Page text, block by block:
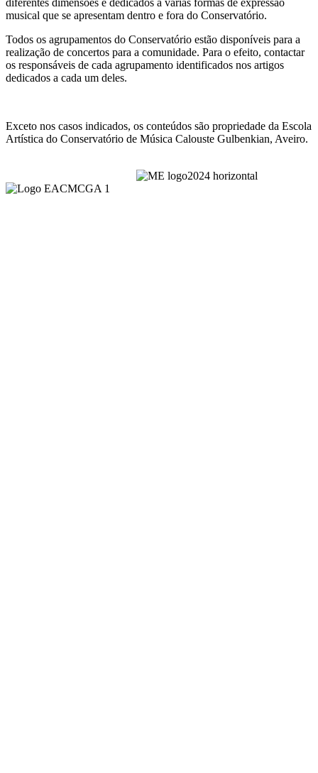
musical que se apresentam dentro e fora do Conservatório.
Todos os agrupamentos do Conservatório estão disponíveis para a
realização de concertos para a comunidade. Para o efeito, contactar
os responsáveis de cada agrupamento identificados nos artigos
dedicados a cada um deles.
Exceto nos casos indicados, os conteúdos são propriedade da Escola
Artística do Conservatório de Música Calouste Gulbenkian, Aveiro.